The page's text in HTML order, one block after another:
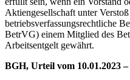
Aktiengesellschaft unter Verstoß
betriebsverfassungsrechtliche
BetrVG) einem Mitglied des
Arbeitsentgelt gewährt.
BGH, Urteil vom 10.01.2023